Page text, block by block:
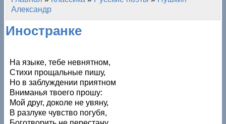
Вы здесь
Александр
Иностранке
На языке, тебе невнятном,
Стихи прощальные пишу,
Но в заблуждении приятном
Вниманья твоего прошу:
Мой друг, доколе не увяну,
В разлуке чувство погубя,